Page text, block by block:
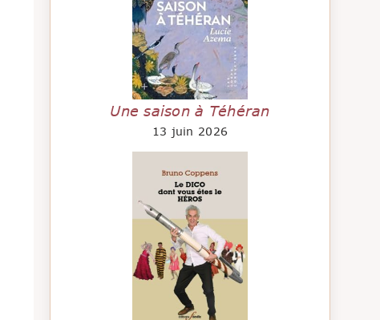
Une saison à Téhéran
13 juin 2026